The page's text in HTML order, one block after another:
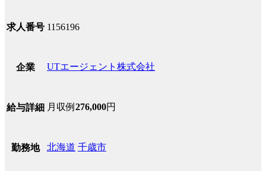
求人番号 1156196
企業 UTエージェント株式会社
給与詳細 月収例 276,000円
勤務地 北海道 千歳市